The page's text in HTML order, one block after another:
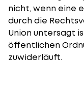
nicht, wenn eine
durch die
Union untersagt
öffentlichen
zuwiderläuft.